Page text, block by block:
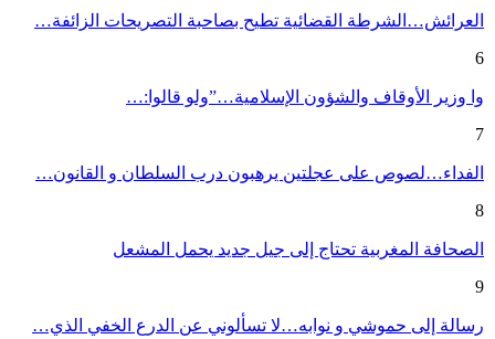
العرائش…الشرطة القضائية تطيح بصاحبة التصريحات الزائفة…
6
وا وزير الأوقاف والشؤون الإسلامية…”ولو قالوا:…
7
الفداء…لصوص على عجلتين يرهبون درب السلطان و القانون…
8
الصحافة المغربية تحتاج إلى جيل جديد يحمل المشعل
9
رسالة إلى حموشي و نوابه…لا تسألوني عن الدرع الخفي الذي…